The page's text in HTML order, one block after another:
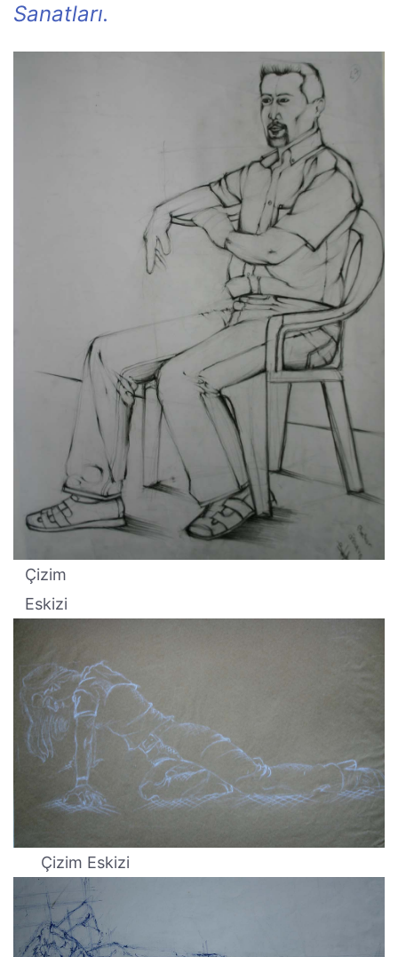
Sanatları.
Çizim
Eskizi
Çizim Eskizi